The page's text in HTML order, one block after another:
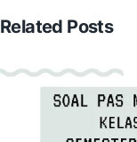
Related Posts